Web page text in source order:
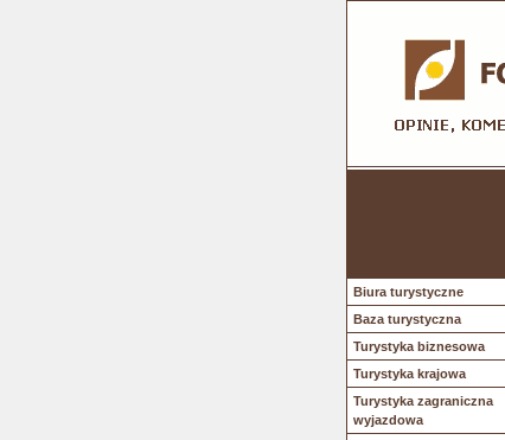
Biura turystyczne
Baza turystyczna
Turystyka biznesowa
Turystyka krajowa
Turystyka zagraniczna
wyjazdowa